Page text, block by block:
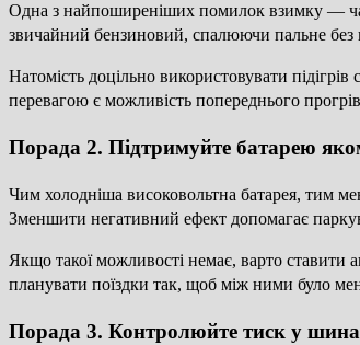
Одна з найпоширеніших помилок взимку —
звичайний бензиновий, спалюючи пальне без
Натомість доцільно використовувати
перевагою є можливість попереднього
Порада 2. Підтримуйте батарею
Чим холодніша високовольтна батарея, тим
Зменшити негативний ефект допомагає
Якщо такої можливості немає, варто ставити
планувати поїздки так, щоб між ними було
Порада 3. Контролюйте тиск у